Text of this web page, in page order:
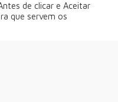
.
de clicar e Aceitar
que servem os